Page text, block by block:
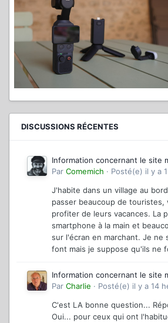
DISCUSSIONS RÉCENTES
Information concernant le site
Par Comemich · Posté(e) il y a
J'habite dans un village au
passer beaucoup de touristes,
profiter de leurs vacances. La
smartphone à la main et
sur l'écran en marchant. Je ne
font mais je suppose qu'ils ne
Information concernant le site
Par Charlie · Posté(e) il y a 14
C'est LA bonne question...
Oui... pour ceux qui ont